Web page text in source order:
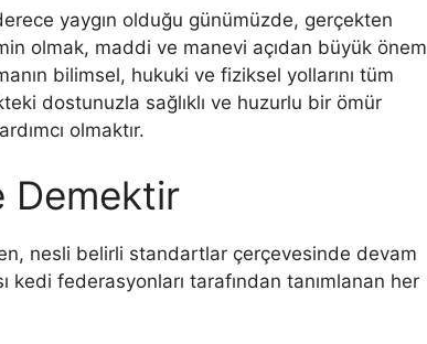
yaygın olduğu günümüzde, gerçekten
olmak, maddi ve manevi açıdan büyük önem
bilimsel, hukuki ve fiziksel yollarını tüm
dostunuzla sağlıklı ve huzurlu bir ömür
olmaktır.
Demektir
nesli belirli standartlar çerçevesinde devam
federasyonları tarafından tanımlanan her